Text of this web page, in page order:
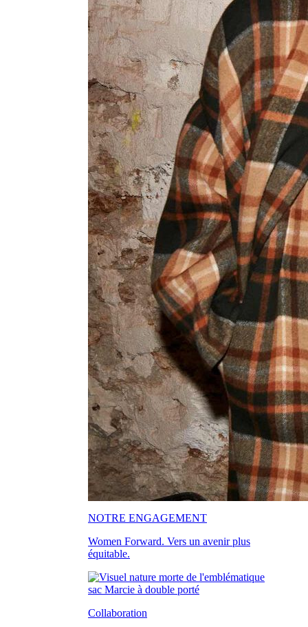
NOTRE ENGAGEMENT
Women Forward. Vers un avenir plus
équitable.
Collaboration